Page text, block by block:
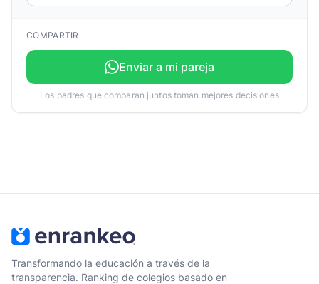
COMPARTIR
Enviar a mi pareja
Los padres que comparan juntos toman mejores decisiones
Transformando la educación a través de la
transparencia. Ranking de colegios basado en